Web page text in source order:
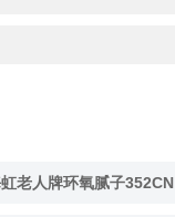
老人牌环氧腻子352CN